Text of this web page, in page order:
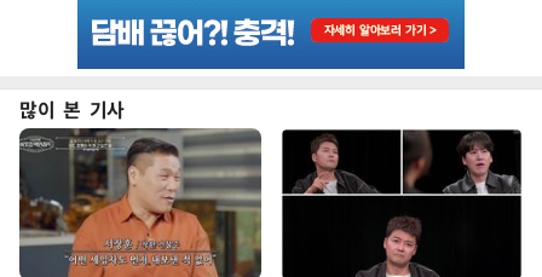
많이 본 기사